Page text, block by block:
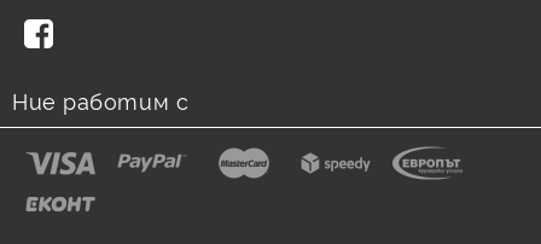
Ние работим с